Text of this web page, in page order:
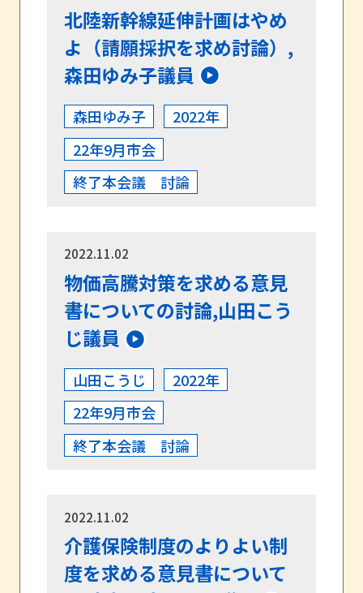
北陸新幹線延伸計画はやめ
よ（請願採択を求め討論）,
森田ゆみ子議員
森田ゆみ子
2022年
22年9月市会
終了本会議 討論
2022.11.02
物価高騰対策を求める意見
書についての討論,山田こう
じ議員
山田こうじ
2022年
22年9月市会
終了本会議 討論
2022.11.02
介護保険制度のよりよい制
度を求める意見書について